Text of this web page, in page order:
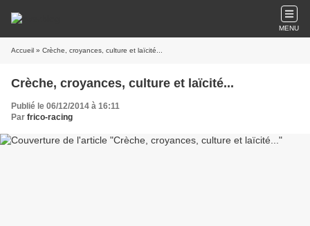
MENU
Accueil » Crèche, croyances, culture et laïcité...
Crèche, croyances, culture et laïcité...
Publié le 06/12/2014 à 16:11
Par frico-racing